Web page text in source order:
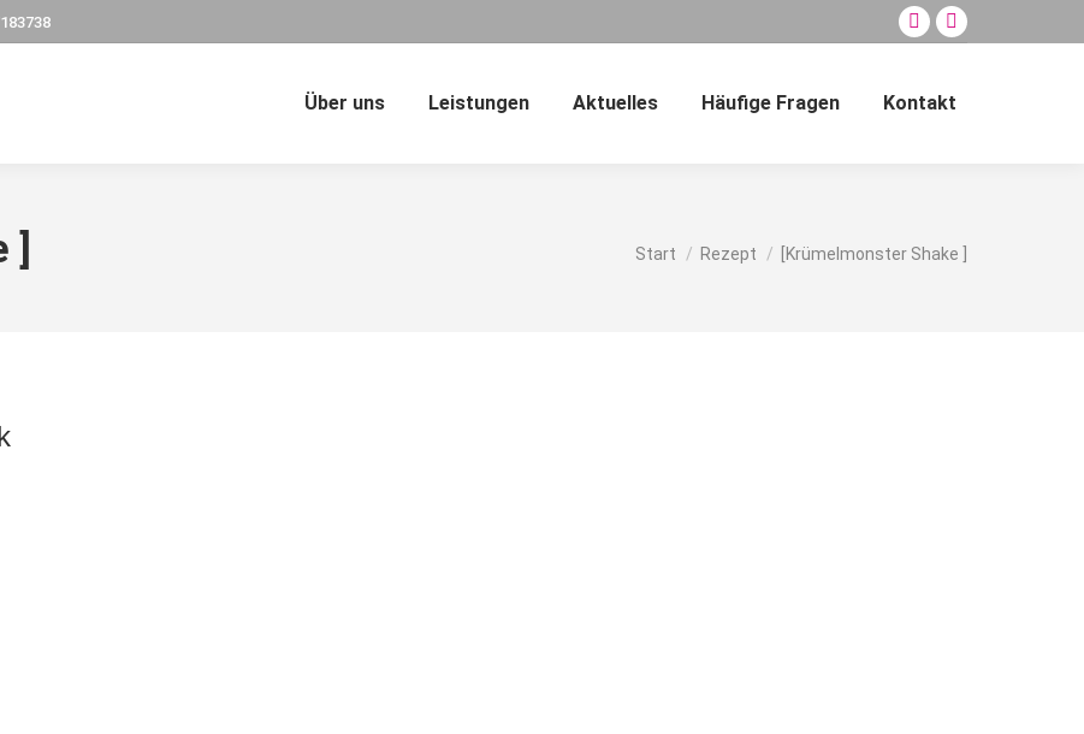
Facebook
opens
E-
page
Über uns Leistungen Aktuelles Häufige Fragen Kontakt
] Sie befinden sich hier:
Start Rezept [Krümelmonster Shake ]